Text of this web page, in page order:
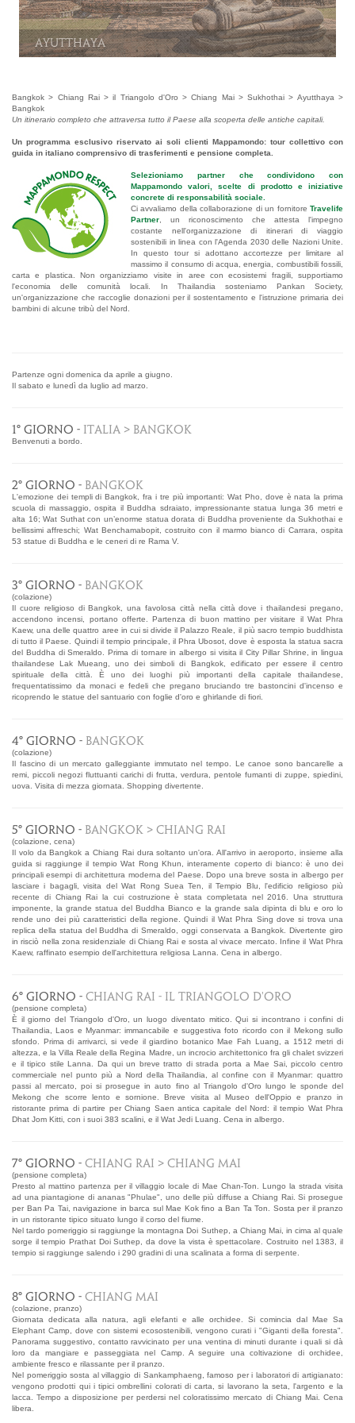
Ayutthaya
Bangkok > Chiang Rai > il Triangolo d'Oro > Chiang Mai > Sukhothai > Ayutthaya >
Bangkok
Un itinerario completo che attraversa tutto il Paese alla scoperta delle antiche capitali.
Un programma esclusivo riservato ai soli clienti Mappamondo: tour collettivo con
guida in italiano comprensivo di trasferimenti e pensione completa.
Selezioniamo partner che condividono con
Mappamondo valori, scelte di prodotto e iniziative
concrete di responsabilità sociale.
Ci avvaliamo della collaborazione di un fornitore Travelife
Partner , un riconoscimento che attesta l'impegno
costante nell'organizzazione di itinerari di viaggio
sostenibili in linea con l'Agenda 2030 delle Nazioni Unite.
In questo tour si adottano accortezze per limitare al
massimo il consumo di acqua, energia, combustibili fossili,
carta e plastica. Non organizziamo visite in aree con ecosistemi fragili, supportiamo
l'economia delle comunità locali. In Thailandia sosteniamo Pankan Society,
un'organizzazione che raccoglie donazioni per il sostentamento e l'istruzione primaria dei
bambini di alcune tribù del Nord.
Partenze ogni domenica da aprile a giugno.
Il sabato e lunedì da luglio ad marzo.
1° GIORNO - ITALIA > BANGKOK
Benvenuti a bordo.
2° GIORNO - BANGKOK
L'emozione dei templi di Bangkok, fra i tre più importanti: Wat Pho, dove è nata la prima
scuola di massaggio, ospita il Buddha sdraiato, impressionante statua lunga 36 metri e
alta 16; Wat Suthat con un’enorme statua dorata di Buddha proveniente da Sukhothai e
bellissimi affreschi; Wat Benchamabopit, costruito con il marmo bianco di Carrara, ospita
53 statue di Buddha e le ceneri di re Rama V.
3° GIORNO - BANGKOK
(colazione)
Il cuore religioso di Bangkok, una favolosa città nella città dove i thailandesi pregano,
accendono incensi, portano offerte. Partenza di buon mattino per visitare il Wat Phra
Kaew, una delle quattro aree in cui si divide il Palazzo Reale, il più sacro tempio buddhista
di tutto il Paese. Quindi il tempio principale, il Phra Ubosot, dove è esposta la statua sacra
del Buddha di Smeraldo. Prima di tornare in albergo si visita il City Pillar Shrine, in lingua
thailandese Lak Mueang, uno dei simboli di Bangkok, edificato per essere il centro
spirituale della città. È uno dei luoghi più importanti della capitale thailandese,
frequentatissimo da monaci e fedeli che pregano bruciando tre bastoncini d'incenso e
ricoprendo le statue del santuario con foglie d'oro e ghirlande di fiori.
4° GIORNO - BANGKOK
(colazione)
Il fascino di un mercato galleggiante immutato nel tempo. Le canoe sono bancarelle a
remi, piccoli negozi fluttuanti carichi di frutta, verdura, pentole fumanti di zuppe, spiedini,
uova. Visita di mezza giornata. Shopping divertente.
5° GIORNO - BANGKOK > CHIANG RAI
(colazione, cena)
Il volo da Bangkok a Chiang Rai dura soltanto un'ora. All'arrivo in aeroporto, insieme alla
guida si raggiunge il tempio Wat Rong Khun, interamente coperto di bianco: è uno dei
principali esempi di architettura moderna del Paese. Dopo una breve sosta in albergo per
lasciare i bagagli, visita del Wat Rong Suea Ten, il Tempio Blu, l'edificio religioso più
recente di Chiang Rai la cui costruzione è stata completata nel 2016. Una struttura
imponente, la grande statua del Buddha Bianco e la grande sala dipinta di blu e oro lo
rende uno dei più caratteristici della regione. Quindi il Wat Phra Sing dove si trova una
replica della statua del Buddha di Smeraldo, oggi conservata a Bangkok. Divertente giro
in risciò nella zona residenziale di Chiang Rai e sosta al vivace mercato. Infine il Wat Phra
Kaew, raffinato esempio dell'architettura religiosa Lanna. Cena in albergo.
6° GIORNO - CHIANG RAI - IL TRIANGOLO D'ORO
(pensione completa)
È il giorno del Triangolo d'Oro, un luogo diventato mitico. Qui si incontrano i confini di
Thailandia, Laos e Myanmar: immancabile e suggestiva foto ricordo con il Mekong sullo
sfondo. Prima di arrivarci, si vede il giardino botanico Mae Fah Luang, a 1512 metri di
altezza, e la Villa Reale della Regina Madre, un incrocio architettonico fra gli chalet svizzeri
e il tipico stile Lanna. Da qui un breve tratto di strada porta a Mae Sai, piccolo centro
commerciale nel punto più a Nord della Thailandia, al confine con il Myanmar: quattro
passi al mercato, poi si prosegue in auto fino al Triangolo d'Oro lungo le sponde del
Mekong che scorre lento e sornione. Breve visita al Museo dell'Oppio e pranzo in
ristorante prima di partire per Chiang Saen antica capitale del Nord: il tempio Wat Phra
Dhat Jom Kitti, con i suoi 383 scalini, e il Wat Jedi Luang. Cena in albergo.
7° GIORNO - CHIANG RAI > CHIANG MAI
(pensione completa)
Presto al mattino partenza per il villaggio locale di Mae Chan-Ton. Lungo la strada visita
ad una piantagione di ananas "Phulae", uno delle più diffuse a Chiang Rai. Si prosegue
per Ban Pa Tai, navigazione in barca sul Mae Kok fino a Ban Ta Ton. Sosta per il pranzo
in un ristorante tipico situato lungo il corso del fiume.
Nel tardo pomeriggio si raggiunge la montagna Doi Suthep, a Chiang Mai, in cima al quale
sorge il tempio Prathat Doi Suthep, da dove la vista è spettacolare. Costruito nel 1383, il
tempio si raggiunge salendo i 290 gradini di una scalinata a forma di serpente.
8° GIORNO - CHIANG MAI
(colazione, pranzo)
Giornata dedicata alla natura, agli elefanti e alle orchidee. Si comincia dal Mae Sa
Elephant Camp, dove con sistemi ecosostenibili, vengono curati i "Giganti della foresta".
Panorama suggestivo, contatto ravvicinato per una ventina di minuti durante i quali si dà
loro da mangiare e passeggiata nel Camp. A seguire una coltivazione di orchidee,
ambiente fresco e rilassante per il pranzo.
Nel pomeriggio sosta al villaggio di Sankamphaeng, famoso per i laboratori di artigianato:
vengono prodotti qui i tipici ombrellini colorati di carta, si lavorano la seta, l'argento e la
lacca. Tempo a disposizione per perdersi nel coloratissimo mercato di Chiang Mai. Cena
libera.